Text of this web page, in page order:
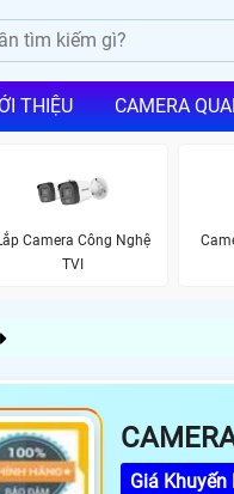
THIỆU CAMERA
Camera Công Nghệ
TVI
Giá Khuyến